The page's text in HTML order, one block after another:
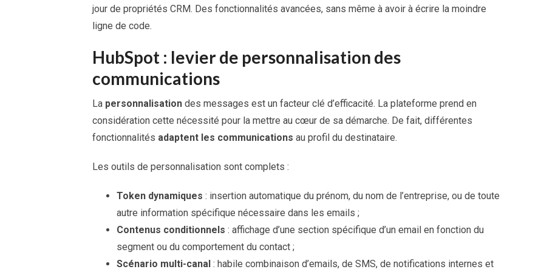
jour de propriétés CRM. Des fonctionnalités avancées, sans même à avoir à écrire la moindre
ligne de code.
HubSpot : levier de personnalisation des
communications
La personnalisation des messages est un facteur clé d’efficacité. La plateforme prend en
considération cette nécessité pour la mettre au cœur de sa démarche. De fait, différentes
fonctionnalités adaptent les communications au profil du destinataire.
Les outils de personnalisation sont complets :
Token dynamiques : insertion automatique du prénom, du nom de l’entreprise, ou de toute
autre information spécifique nécessaire dans les emails ;
Contenus conditionnels : affichage d’une section spécifique d’un email en fonction du
segment ou du comportement du contact ;
Scénario multi-canal : habile combinaison d’emails, de SMS, de notifications internes et